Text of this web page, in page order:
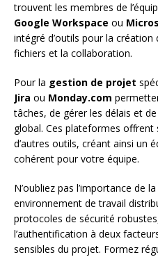
trouvent les membres de
Google Workspace ou
intégré d’outils pour la
fichiers et la collaboration.
Pour la gestion de projet
Jira ou Monday.com
tâches, de gérer les délais et
global. Ces plateformes
d’autres outils, créant ainsi un
cohérent pour votre équipe.
N’oubliez pas l’importance de la
environnement de travail
protocoles de sécurité
l’authentification à deux
sensibles du projet. Formez